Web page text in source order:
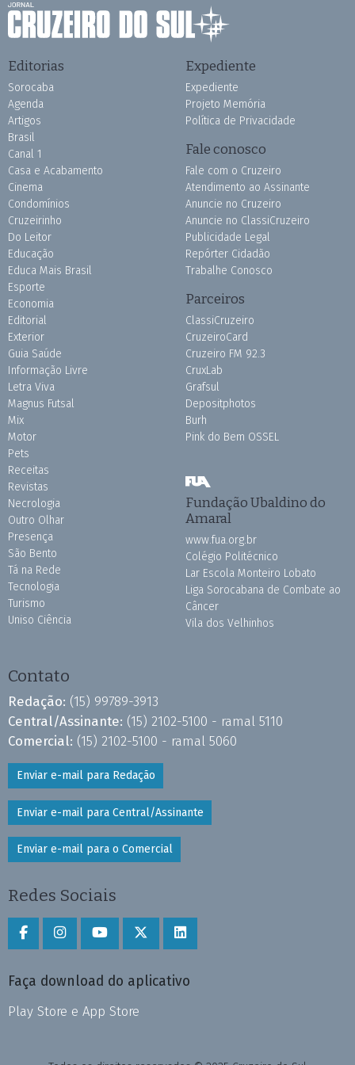
Editorias
Sorocaba
Agenda
Artigos
Brasil
Canal 1
Casa e Acabamento
Cinema
Condomínios
Cruzeirinho
Do Leitor
Educação
Educa Mais Brasil
Esporte
Economia
Editorial
Exterior
Guia Saúde
Informação Livre
Letra Viva
Magnus Futsal
Mix
Motor
Pets
Receitas
Revistas
Necrologia
Outro Olhar
Presença
São Bento
Tá na Rede
Tecnologia
Turismo
Uniso Ciência
Expediente
Expediente
Projeto Memória
Política de Privacidade
Fale conosco
Fale com o Cruzeiro
Atendimento ao Assinante
Anuncie no Cruzeiro
Anuncie no ClassiCruzeiro
Publicidade Legal
Repórter Cidadão
Trabalhe Conosco
Parceiros
ClassiCruzeiro
CruzeiroCard
Cruzeiro FM 92.3
CruxLab
Grafsul
Depositphotos
Burh
Pink do Bem OSSEL
Fundação Ubaldino do
Amaral
www.fua.org.br
Colégio Politécnico
Lar Escola Monteiro Lobato
Liga Sorocabana de Combate ao
Câncer
Vila dos Velhinhos
Contato
Redação: (15) 99789-3913
Central/Assinante: (15) 2102-5100 - ramal 5110
Comercial: (15) 2102-5100 - ramal 5060
Enviar e-mail para Redação
Enviar e-mail para Central/Assinante
Enviar e-mail para o Comercial
Redes Sociais
Faça download do aplicativo
Play Store e App Store